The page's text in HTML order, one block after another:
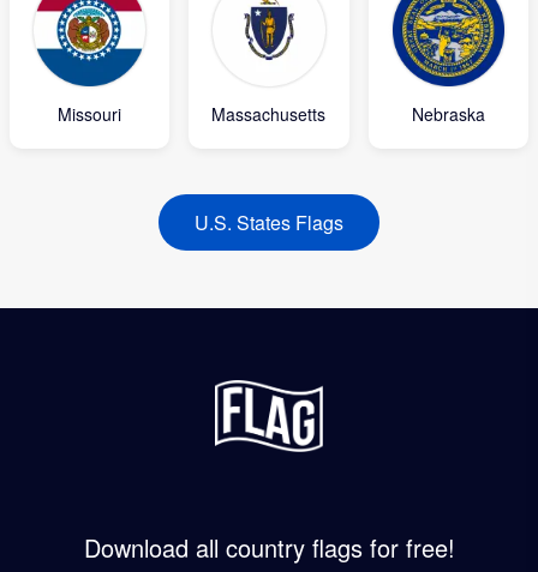
Missouri Massachusetts Nebraska
U.S. States Flags
Download all country flags for free!